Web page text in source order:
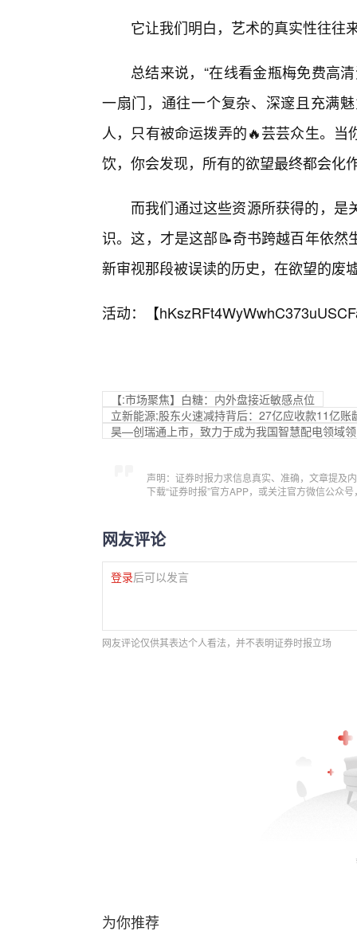
它让我们明白，艺术的真实性往往
总结来说，“在线看金瓶梅免费高
一扇门，通往一个复杂、深邃且充满
人，只有被命运拨弄的🔥芸芸众生。
饮，你会发现，所有的欲望最终都会化
而我们通过这些资源所获得的，
识。这，才是这部📝奇书跨越百年依
新审视那段被误读的历史，在欲望的废
活动：【
【:市场聚焦】白糖：内外盘接近敏感点位
立新能源;股东火速减持背后：27亿应收款11亿
昊—创瑞通上市，致力于成为我国智慧配电领域
声明：证券时报力求信息真实、准确，文章提及
下载“证券时报”官方APP，或关注官方微信公众
网友评论
登录后可以发言
网友评论仅供其表达个人看法，并不表明证券时报立场
为你推荐